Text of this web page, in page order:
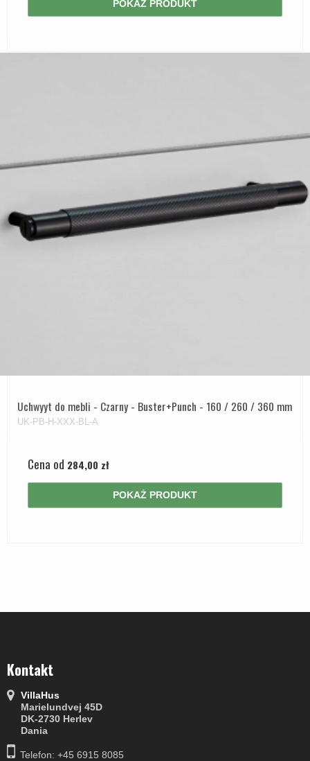
POKAŻ PRODUKT
Uchwyyt do mebli - Czarny - Buster+Punch - 160 / 260 / 360 mm
UK-PB-H-XXX-BL-A
Cena od 284,00 zł
POKAŻ PRODUKT
Kontakt
VillaHus
Marielundvej 45D
DK-2730 Herlev
Dania
Telefon: +45 6915 8085